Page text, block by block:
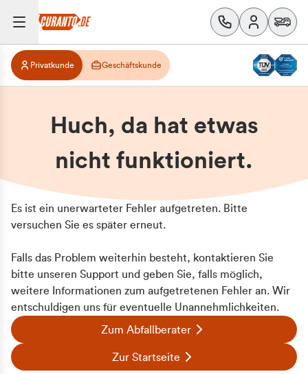
Privatkunde Geschäftskunde
Huch, da hat etwas
nicht funktioniert.
Es ist ein unerwarteter Fehler aufgetreten. Bitte
versuchen Sie es später erneut.
Falls das Problem weiterhin besteht, kontaktieren Sie
bitte unseren Support und geben Sie, falls möglich,
weitere Informationen zum aufgetretenen Fehler an. Wir
entschuldigen uns für eventuelle Unannehmlichkeiten.
Zum Abfallberater
Zur Startseite